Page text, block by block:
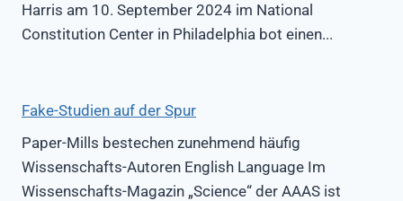
Harris am 10. September 2024 im National
Constitution Center in Philadelphia bot einen...
Fake-Studien auf der Spur
Paper-Mills bestechen zunehmend häufig
Wissenschafts-Autoren English Language Im
Wissenschafts-Magazin „Science“ der AAAS ist